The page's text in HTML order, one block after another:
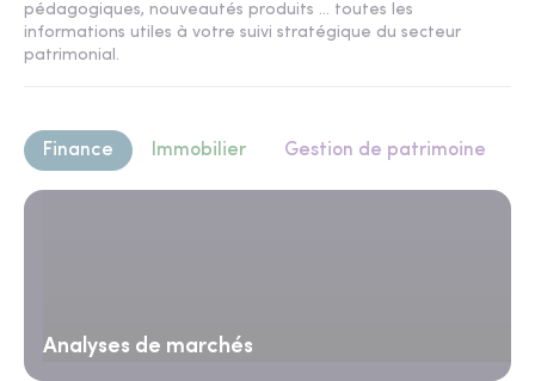
pédagogiques, nouveautés produits ... toutes les
informations utiles à votre suivi stratégique du secteur
patrimonial.
Finance Immobilier Gestion de patrimoine
Analyses de marchés